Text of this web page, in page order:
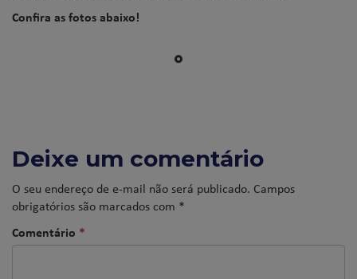
Confira as fotos abaixo!
Deixe um comentário
O seu endereço de e-mail não será publicado. Campos
obrigatórios são marcados com *
Comentário *